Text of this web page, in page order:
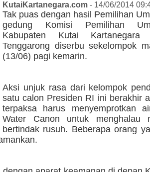
KutaiKartanegara.com - 14/06/2014
Tak puas dengan hasil Pemilihan
gedung Komisi Pemilihan
Kabupaten Kutai
Tenggarong diserbu sekelompok
(13/06) pagi kemarin.
Aksi unjuk rasa dari kelompok
satu calon Presiden RI ini berakhir
terpaksa harus menyemprotkan
Water Canon untuk menghalau
bertindak rusuh. Beberapa orang